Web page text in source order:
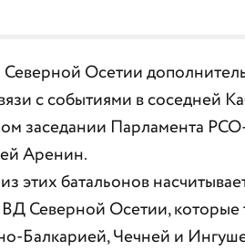
Осетии
с событиями в соседней
заседании Парламента
Аренин.
этих батальонов
Северной Осетии,
Балкарией, Чечней и